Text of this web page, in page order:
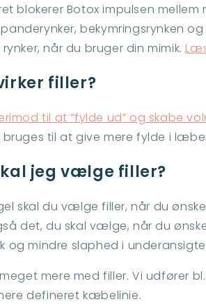
blokerer Botox impulsen
bekymringsrynken
når du bruger din mimik.
filler?
til at ”fylde ud” og skabe
bruges til at give mere fylde i
jeg vælge filler?
skal du vælge filler, når du
det, du skal vælge, når du
og mindre slaphed i
mere med filler. Vi udfører
defineret kæbelinie.